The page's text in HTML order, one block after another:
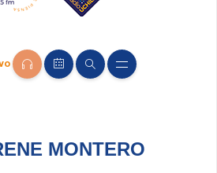
MONTERO